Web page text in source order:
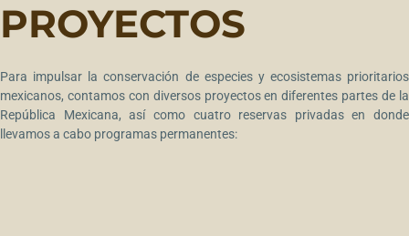
PROYECTOS
Para impulsar la conservación de especies y ecosistemas prioritarios
mexicanos, contamos con diversos proyectos en diferentes partes de la
República Mexicana, así como cuatro reservas privadas en donde
llevamos a cabo programas permanentes: